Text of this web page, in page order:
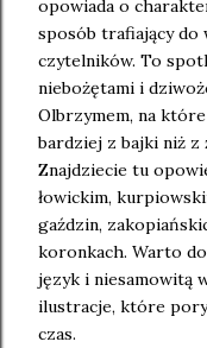
opowiada o
sposób trafiający do
czytelników. To
niebożętami i
Olbrzymem, na
bardziej z bajki niż z
Znajdziecie tu
łowickim,
gaździn,
koronkach. Warto
język i niesamowitą
ilustracje, które
czas.